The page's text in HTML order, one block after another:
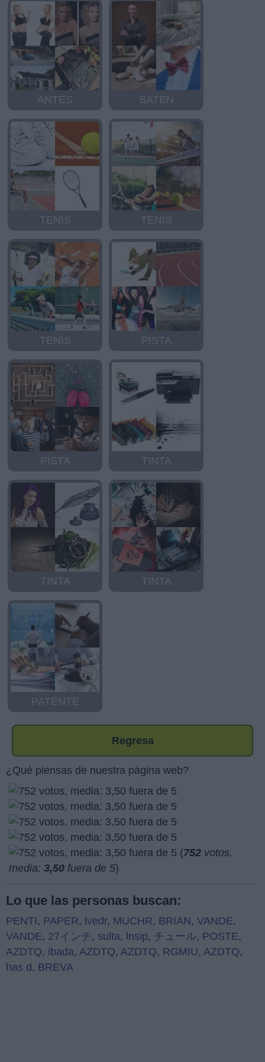
ANTES SATEN
TENIS TENIS
TENIS PISTA
PISTA TINTA
TINTA TINTA
PATENTE
Regresa
¿Qué piensas de nuestra página web?
(752 votos,
media: 3,50 fuera de 5)
Lo que las personas buscan:
PENTI , PAPER, lvedr, MUCHR, BRIAN, VANDE,
VANDE, 27インチ, sulta, lnsip, チュール, POSTE,
AZDTQ, ibada, AZDTQ, AZDTQ, RGMIU, AZDTQ,
has d , BREVA